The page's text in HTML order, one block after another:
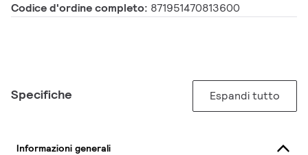
Codice d'ordine completo: 871951470813600
Specifiche Espandi tutto
Informazioni generali